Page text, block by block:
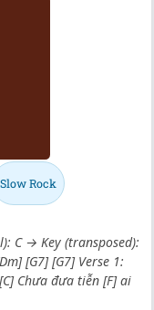
Slow Rock
C → Key (transposed):
[G7] [G7] Verse 1:
Chưa đưa tiễn [F] ai